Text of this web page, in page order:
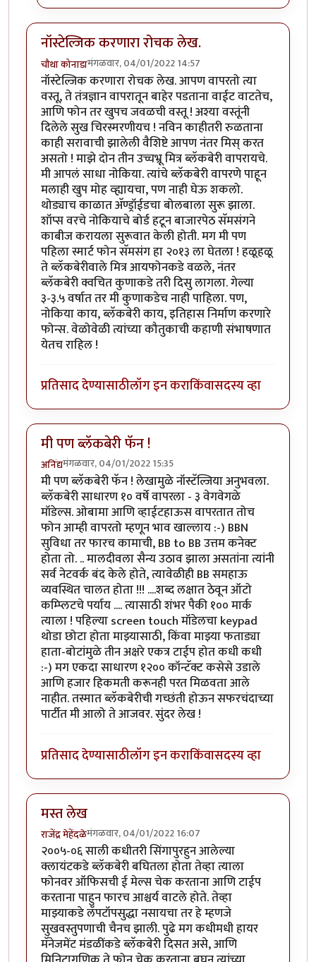
नॉस्टेल्जिक करणारा रोचक लेख.
चौथा कोनाडामंगळवार, 04/01/2022 14:57
नॉस्टेल्जिक करणारा रोचक लेख. आपण वापरतो त्या
वस्तू, ते तंत्रज्ञान वापरातून बाहेर पडताना वाईट वाटतेच,
आणि फोन तर खुपच जवळची वस्तू ! अश्या वस्तूंनी
दिलेले सुख चिरस्मरणीयच ! नविन काहीतरी रुळताना
काही सरावाची झालेली वैशिष्टे आपण नंतर मिस् करत
असतो ! माझे दोन तीन उच्चभ्रू मित्र ब्लॅकबेरी वापरायचे.
मी आपलं साधा नोकिया. त्यांचे ब्लॅकबेरी वापरणे पाहून
मलाही खुप मोह व्ह्यायचा, पण नाही घेऊ शकलो.
थोड्याच काळात अ‍ॅण्ड्रॉईडचा बोलबाला सुरू झाला.
शॉप्स वरचे नोकियाचे बोर्ड हटून बाजारपेठ सॅमसंगने
काबीज करायला सुरूवात केली होती. मग मी पण
पहिला स्मार्ट फोन सॅमसंग हा २०१३ ला घेतला ! हळूहळू
ते ब्लॅकबेरीवाले मित्र आयफोनकडे वळले, नंतर
ब्लॅकबेरी क्वचित कुणाकडे तरी दिसु लागला. गेल्या
३-३.५ वर्षात तर मी कुणाकडेच नाही पाहिला. पण,
नोकिया काय, ब्लॅकबेरी काय, इतिहास निर्माण करणारे
फोन्स. वेळोवेळी त्यांच्या कौतुकाची कहाणी संभाषणात
येतच राहिल !
प्रतिसाद देण्यासाठीलॉग इन कराकिंवासदस्य व्हा
मी पण ब्लॅकबेरी फॅन !
अनिंद्यमंगळवार, 04/01/2022 15:35
मी पण ब्लॅकबेरी फॅन ! लेखामुळे नॉस्टॅल्जिया अनुभवला.
ब्लॅकबेरी साधारण १० वर्षे वापरला - ३ वेगवेगळे
मॉडेल्स. ओबामा आणि व्हाईटहाऊस वापरतात तोच
फोन आम्ही वापरतो म्हणून भाव खाल्लाय :-) BBN
सुविधा तर फारच कामाची, BB to BB उत्तम कनेक्ट
होता तो. .. मालदीवला सैन्य उठाव झाला असतांना त्यांनी
सर्व नेटवर्क बंद केले होते, त्यावेळीही BB समहाऊ
व्यवस्थित चालत होता !!! ....शब्द लक्षात ठेवून ऑटो
कम्प्लिटचे पर्याय .... त्यासाठी शंभर पैकी १०० मार्क
त्याला ! पहिल्या screen touch मॉडेलचा keypad
थोडा छोटा होता माझ्यासाठी, किंवा माझ्या फताड्या
हाता-बोटांमुळे तीन अक्षरे एकत्र टाईप होत कधी कधी
:-) मग एकदा साधारण १२०० कॉन्टॅक्ट कसेसे उडाले
आणि हजार हिकमती करूनही परत मिळवता आले
नाहीत. तस्मात ब्लॅकबेरीची गच्छंती होऊन सफरचंदाच्या
पार्टीत मी आलो ते आजवर. सुंदर लेख !
प्रतिसाद देण्यासाठीलॉग इन कराकिंवासदस्य व्हा
मस्त लेख
राजेंद्र मेहेंदळेमंगळवार, 04/01/2022 16:07
२००५-०६ साली कधीतरी सिंगापुरहुन आलेल्या
क्लायंटकडे ब्लॅकबेरी बघितला होता तेव्हा त्याला
फोनवर ऑफिसची ई मेल्स चेक करताना आणि टाईप
करताना पाहुन फारच आश्चर्य वाटले होते. तेव्हा
माझ्याकडे लॅपटॉपसुद्धा नसायचा तर हे म्हणजे
सुखवस्तुपणाची चैनच झाली. पुढे मग कधीमधी हायर
मॅनेजमेंट मंडळींकडे ब्लॅकबेरी दिसत असे, आणि